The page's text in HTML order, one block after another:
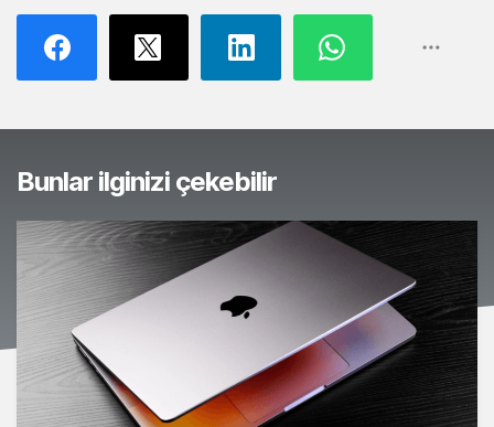
Bunlar ilginizi çekebilir